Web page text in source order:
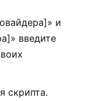
и
введите
скрипта.